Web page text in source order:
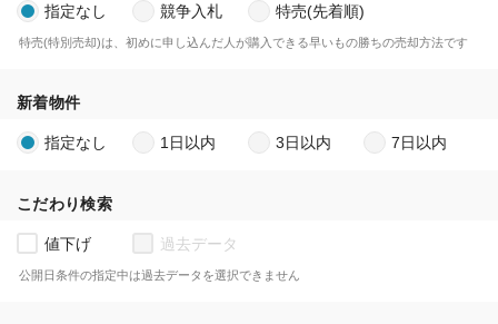
指定なし 競争入札 特売(先着順)
特売(特別売却)は、初めに申し込んだ人が購入できる早いもの勝ちの売却方法です
新着物件
指定なし 1日以内 3日以内 7日以内
こだわり検索
値下げ 過去データ
公開日条件の指定中は過去データを選択できません